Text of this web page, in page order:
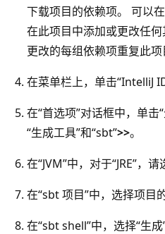
下载项目的依赖项。 可以
在此项目中添加或更改任
更改的每组依赖项重复此项
在菜单栏上，单击“IntelliJ
在“首选项”对话框中，单
“生成工具”和“sbt”>>。
在“JVM”中，对于“JRE”，
在“sbt 项目”中，选择项目
在“sbt shell”中，选择“生成”